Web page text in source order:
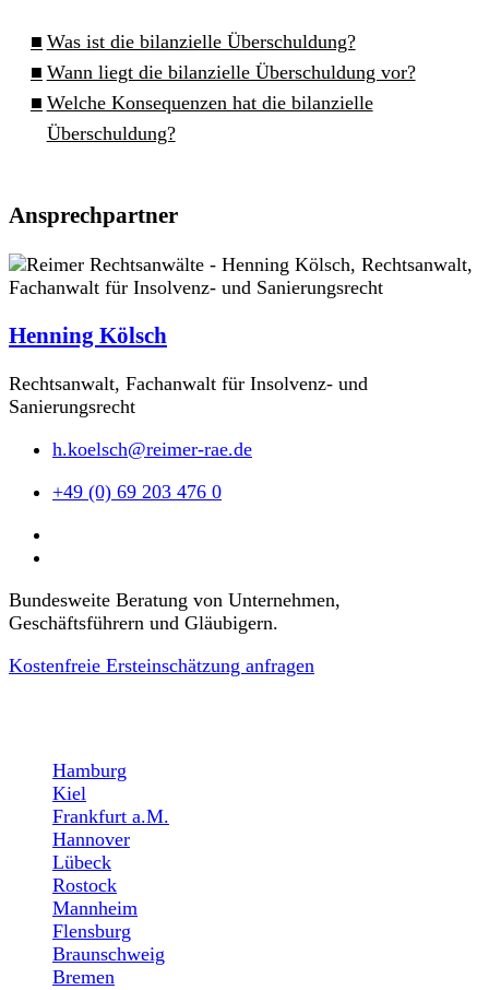
Was ist die bilanzielle Überschuldung?
Wann liegt die bilanzielle Überschuldung vor?
Welche Konsequenzen hat die bilanzielle
Überschuldung?
Ansprechpartner
Henning Kölsch
Rechtsanwalt, Fachanwalt für Insolvenz- und
Sanierungsrecht
h.koelsch@reimer-rae.de
+49 (0) 69 203 476 0
Bundesweite Beratung von Unternehmen,
Geschäftsführern und Gläubigern.
Kostenfreie Ersteinschätzung anfragen
Hamburg
Kiel
Frankfurt a.M.
Hannover
Lübeck
Rostock
Mannheim
Flensburg
Braunschweig
Bremen